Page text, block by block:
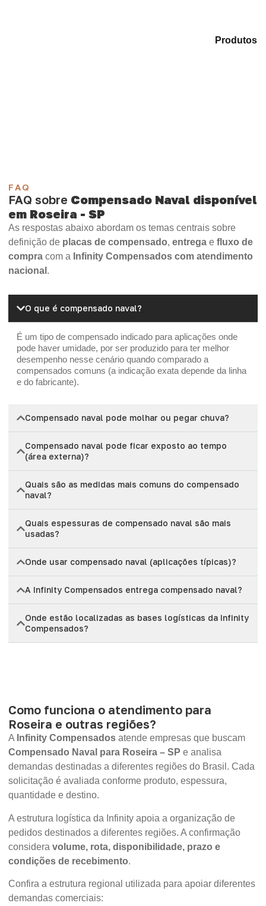
Produtos
FAQ
FAQ sobre Compensado Naval disponível
em Roseira - SP
As respostas abaixo abordam os temas centrais sobre
definição de placas de compensado, entrega e fluxo de
compra com a Infinity Compensados com atendimento
nacional .
O que é compensado naval?
É um tipo de compensado indicado para aplicações onde
pode haver umidade, por ser produzido para ter melhor
desempenho nesse cenário quando comparado a
compensados comuns (a indicação exata depende da linha
e do fabricante).
Compensado naval pode molhar ou pegar chuva?
Compensado naval pode ficar exposto ao tempo
(área externa)?
Quais são as medidas mais comuns do compensado
naval?
Quais espessuras de compensado naval são mais
usadas?
Onde usar compensado naval (aplicações típicas)?
A Infinity Compensados entrega compensado naval?
Onde estão localizadas as bases logísticas da Infinity
Compensados?
Como funciona o atendimento para
Roseira e outras regiões?
A Infinity Compensados atende empresas que buscam
Compensado Naval para Roseira – SP e analisa
demandas destinadas a diferentes regiões do Brasil. Cada
solicitação é avaliada conforme produto, espessura,
quantidade e destino.
A estrutura logística da Infinity apoia a organização de
pedidos destinados a diferentes regiões. A confirmação
considera volume, rota, disponibilidade, prazo e
condições de recebimento.
Confira a estrutura regional utilizada para apoiar diferentes
demandas comerciais: